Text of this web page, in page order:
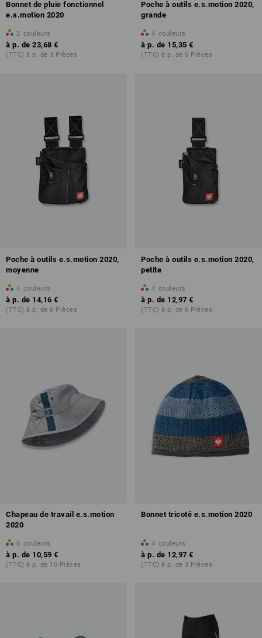
Bonnet de pluie fonctionnel
e.s.motion 2020
2 couleurs
à p. de 23,68 €
(TTC) à p. de 3 Pièces
Poche à outils e.s.motion 2020,
grande
4 couleurs
à p. de 15,35 €
(TTC) à p. de 6 Pièces
Poche à outils e.s.motion 2020,
moyenne
4 couleurs
à p. de 14,16 €
(TTC) à p. de 6 Pièces
Poche à outils e.s.motion 2020,
petite
4 couleurs
à p. de 12,97 €
(TTC) à p. de 6 Pièces
Chapeau de travail e.s.motion
2020
8 couleurs
à p. de 10,59 €
(TTC) à p. de 10 Pièces
Bonnet tricoté e.s.motion 2020
4 couleurs
à p. de 12,97 €
(TTC) à p. de 3 Pièces